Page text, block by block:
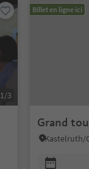
1/3
Billet en ligne ici
Grand